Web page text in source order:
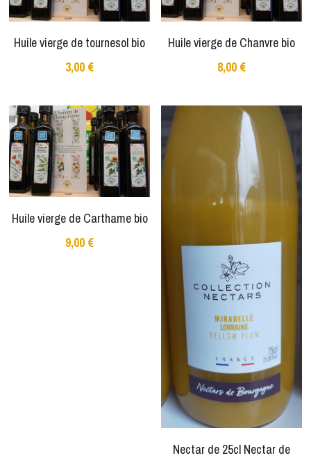
Huile vierge de tournesol bio
3,00 €
Huile vierge de Chanvre bio
8,00 €
Huile vierge de Carthame bio
9,00 €
Nectar de 25cl Nectar de